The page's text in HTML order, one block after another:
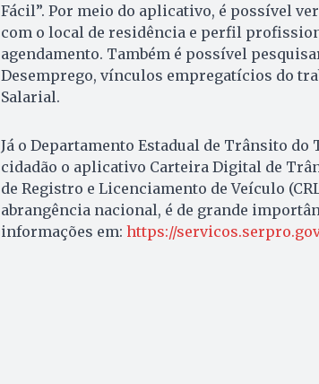
Fácil”. Por meio do aplicativo, é possível
com o local de residência e perfil
agendamento. Também é possível
Desemprego, vínculos empregatícios do
Salarial.
Já o Departamento Estadual de Trânsito
cidadão o aplicativo Carteira Digital de
de Registro e Licenciamento de Veículo
abrangência nacional, é de grande
informações em: https://